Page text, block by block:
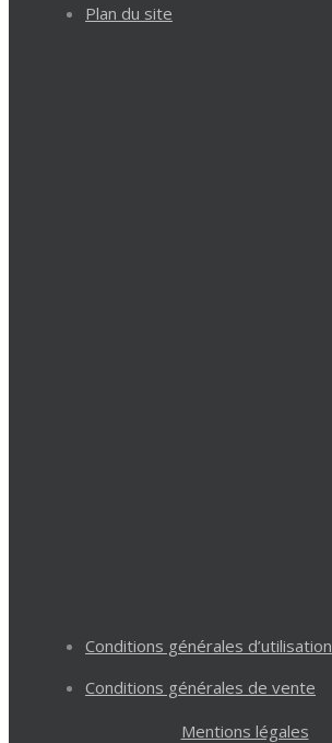
Plan du site
Conditions générales d’utilisation
Conditions générales de vente
Mentions légales